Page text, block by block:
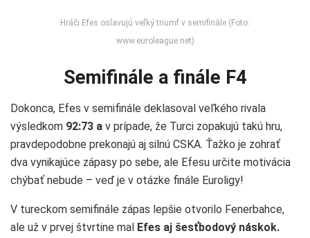
Hráči Efes oslavujú veľký triumf v semifinále (Foto:
www.euroleague.net)
Semifinále a finále F4
Dokonca, Efes v semifinále deklasoval veľkého rivala
výsledkom 92:73 a v prípade, že Turci zopakujú takú hru,
pravdepodobne prekonajú aj silnú CSKA. Ťažko je zohrať
dva vynikajúce zápasy po sebe, ale Efesu určite motivácia
chýbať nebude – veď je v otázke finále Euroligy!
V tureckom semifinále zápas lepšie otvorilo Fenerbahce,
ale už v prvej štvrtine mal Efes aj šesťbodový náskok.